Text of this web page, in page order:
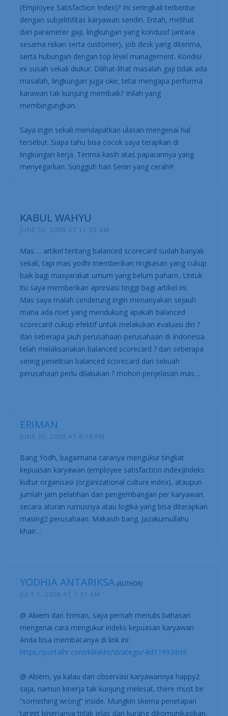
Mas Yodhia,
This is such a great article (again and again!)
Bisa request tidak? Mohon dunk untuk dibahas
mengenai cara mengukur tingkat kepuasan karyawan
(Employee Satisfaction Index)? Ini seringkali terbentur
dengan subjektifitas karyawan sendiri. Entah, melihat
dari parameter gaji, lingkungan yang kondusif (antara
serta hubungan dengan top level management. Kondisi
ini susah sekali diukur. Dilihat-lihat masalah gaji tidak ada
masalah, lingkungan juga oke, tetai mengapa performa
karawan tak kunjung membaik? Inilah yang
tersebut. Siapa tahu bisa cocok saya terapkan di
lingkungan kerja. Terima kasih atas paparannya yang
menyegarkan. Sungguh hari Senin yang cerah!!!
KABUL WAHYU
JUNE 30, 2008 AT 11:53 AM
Mas…. artikel tentang balanced scorecard sudah banyak
sekali, tapi mas yodhi memberikan ringkasan yang cukup
baik bagi masyarakat umum yang belum paham.. Untuk
itu saya memberikan apresiasi tinggi bagi artikel ini.
Mas saya malah cenderung ingin menanyakan sejauh
telah melaksanakan balanced scorecard ? dan seberapa
sering penelitian balanced scorecard dari sebuah
perusahaan perlu dilakukan ? mohon penjelasan mas…
ERIMAN
JUNE 30, 2008 AT 6:18 PM
Bang Yodh, bagaimana caranya mengukur tingkat
secara aturan rumusnya atau logika yang bisa diterapkan
masing2 perusahaan. Makasih bang. Jazakumullahu
khair…
YODHIA ANTARIKSA
@ Abiem dan Eriman, saya pernah menulis bahasan
mengenai cara mengukur indeks kepuasan karyawan.
Anda bisa membacanya di link ini: